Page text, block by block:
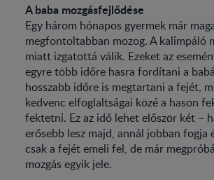
A baba mozgásfejlődése
Egy három hónapos gyermek már
megfontoltabban mozog. A kalimpáló
miatt izgatottá válik. Ezeket az
egyre több időre hasra fordítani a
hosszabb időre is megtartani a fejét,
kedvenc elfoglaltságai közé a hason
fektetni. Ez az idő lehet először két –
erősebb lesz majd, annál jobban
csak a fejét emeli fel, de már
mozgás egyik jele.